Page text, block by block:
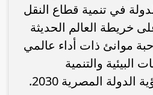
في تنمية قطاع النقل
خريطة العالم الحديثة
موانئ ذات أداء عالمي
والتنمية
المصرية 2030.